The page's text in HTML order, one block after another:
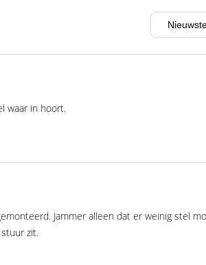
waar in hoort.
Jammer alleen dat er weinig stel
zit.